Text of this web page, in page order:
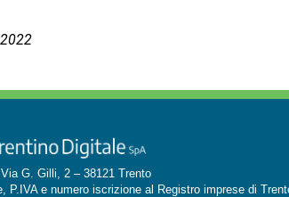
G. Gilli, 2 – 38121 Trento
P.IVA e numero iscrizione al Registro imprese di